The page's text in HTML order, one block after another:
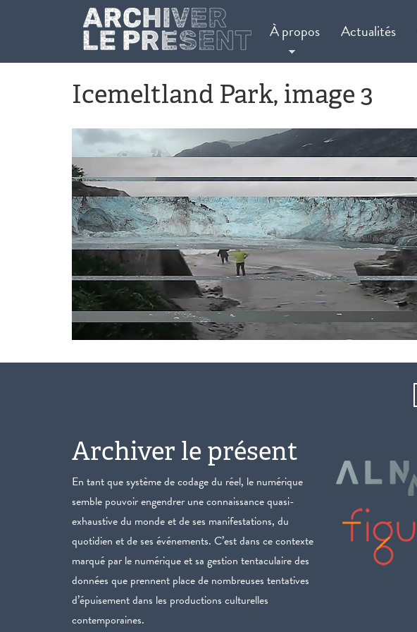
Aller au contenu principal
À propos Actualités
Icemeltland Park, image 3
Archiver le présent
En tant que système de codage du réel, le numérique
semble pouvoir engendrer une connaissance quasi-
exhaustive du monde et de ses manifestations, du
quotidien et de ses événements. C’est dans ce contexte
marqué par le numérique et sa gestion tentaculaire des
données que prennent place de nombreuses tentatives
d’épuisement dans les productions culturelles
contemporaines.